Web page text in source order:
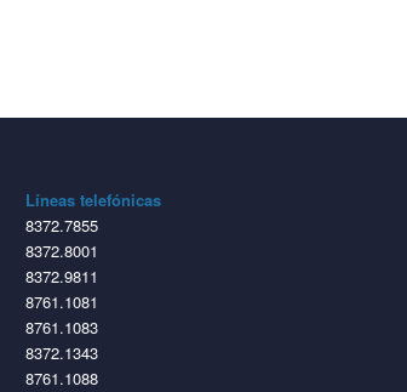
Líneas telefónicas
8372.7855
8372.8001
8372.9811
8761.1081
8761.1083
8372.1343
8761.1088